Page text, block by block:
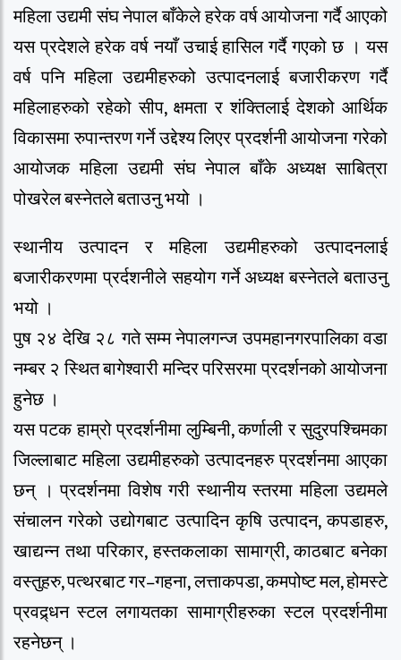
महिला उद्यमी संघ नेपाल बाँकेले हरेक वर्ष आयोजना गर्दै आएको
यस प्रदेशले हरेक वर्ष नयाँ उचाई हासिल गर्दै गएको छ । यस
वर्ष पनि महिला उद्यमीहरुको उत्पादनलाई बजारीकरण गर्दै
महिलाहरुको रहेको सीप, क्षमता र शंक्तिलाई देशको आर्थिक
विकासमा रुपान्तरण गर्ने उद्देश्य लिएर प्रदर्शनी आयोजना गरेको
आयोजक महिला उद्यमी संघ नेपाल बाँके अध्यक्ष साबित्रा
पोखरेल बस्नेतले बताउनु भयो ।
स्थानीय उत्पादन र महिला उद्यमीहरुको उत्पादनलाई
बजारीकरणमा प्रर्दशनीले सहयोग गर्ने अध्यक्ष बस्नेतले बताउनु
भयो ।
पुष २४ देखि २८ गते सम्म नेपालगन्ज उपमहानगरपालिका वडा
नम्बर २ स्थित बागेश्वारी मन्दिर परिसरमा प्रदर्शनको आयोजना
हुनेछ ।
यस पटक हाम्रो प्रदर्शनीमा लुम्बिनी, कर्णाली र सुदुरपश्चिमका
जिल्लाबाट महिला उद्यमीहरुको उत्पादनहरु प्रदर्शनमा आएका
छन् । प्रदर्शनमा विशेष गरी स्थानीय स्तरमा महिला उद्यमले
संचालन गरेको उद्योगबाट उत्पादिन कृषि उत्पादन, कपडाहरु,
खाद्यन्न तथा परिकार, हस्तकलाका सामाग्री, काठबाट बनेका
वस्तुहरु, पत्थरबाट गर–गहना, लत्ताकपडा, कमपोष्ट मल, होमस्टे
प्रवद्र्धन स्टल लगायतका सामाग्रीहरुका स्टल प्रदर्शनीमा
रहनेछन् ।